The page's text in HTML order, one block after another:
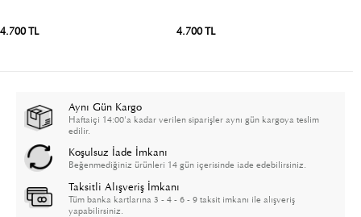
TL 4.700 TL
Aynı Gün Kargo
Haftaiçi 14:00'a kadar verilen siparişler aynı gün kargoya teslim
edilir.
Koşulsuz İade İmkanı
Beğenmediğiniz ürünleri 14 gün içerisinde iade edebilirsiniz.
Taksitli Alışveriş İmkanı
Tüm banka kartlarına 3 - 4 - 6 - 9 taksit imkanı ile alışveriş
yapabilirsiniz.